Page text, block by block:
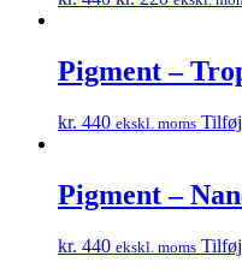
kr. 440.
kr. 220.
Pigment –
kr. 440 ekskl. moms
Pigment –
kr. 440 ekskl. moms